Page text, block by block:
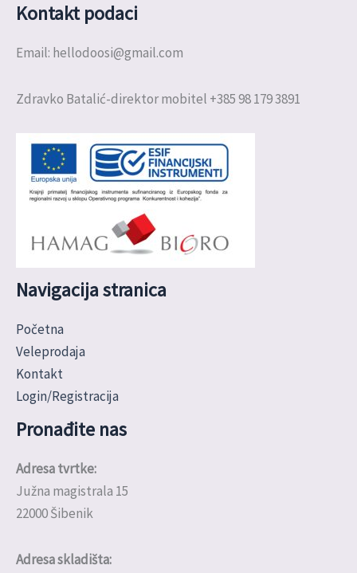
Kontakt podaci
Email: hellodoosi@gmail.com
Zdravko Batalić-direktor mobitel +385 98 179 3891
Navigacija stranica
Početna
Veleprodaja
Kontakt
Login/Registracija
Pronađite nas
Adresa tvrtke:
Južna magistrala 15
22000 Šibenik
Adresa skladišta: